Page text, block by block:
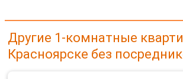
Другие 1-комнатные
Красноярске без